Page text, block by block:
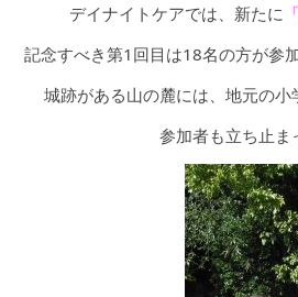
デイナイトケアでは、新たに
記念すべき第1回目は18名の方が参
城跡がある山の麓には、地元の小
参加者も立ち止ま